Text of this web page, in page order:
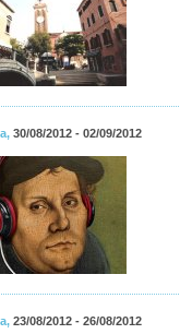
, 30/08/2012 - 02/09/2012
, 23/08/2012 - 26/08/2012